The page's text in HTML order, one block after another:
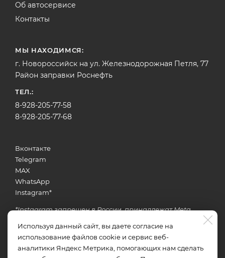
Об автосервисе
Контакты
МЫ НАХОДИМСЯ:
г. Новороссийск на ул. Железнодорожная Петля, 77
Район заправки Роснефть
ТЕЛ.:
8-928-205-77-58
8-928-205-77-68
Вконтакте
Telegram
MAX
WhatsApp
Instagram*
*Instagram запрещен в России, принадлежат Meta
Задать вопрос об услугах
Используя данный сайт, вы даете согласие на
использование файлов cookie и сервис веб-
аналитики Яндекс Метрика, помогающих нам сделать